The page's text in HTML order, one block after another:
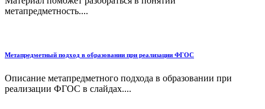
метапредметность....
Метапредметный подход в образовании при реализации ФГОС
Описание метапредметного подхода в образовании при
реализации ФГОС в слайдах....